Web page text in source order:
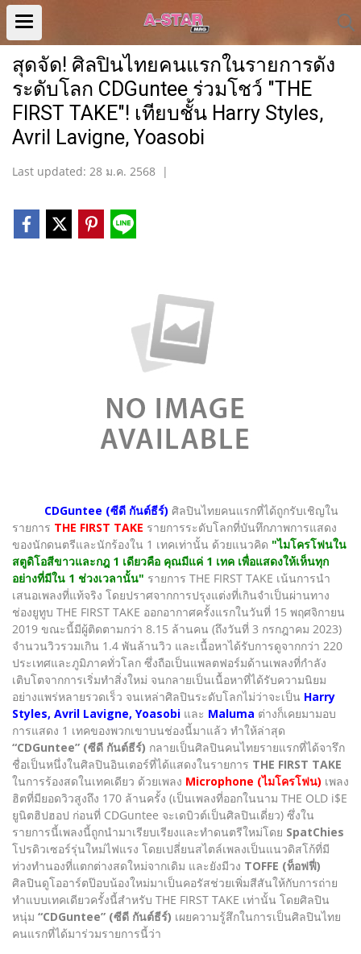
สุดจัด! ศิลปินไทยคนแรกในรายการดัง
ระดับโลก CDGuntee ร่วมโชว์ "THE
FIRST TAKE"! เทียบชั้น Harry Styles,
Avril Lavigne, Yoasobi
Last updated: 28 ม.ค. 2568 |
CDGuntee (ซีดี กันต์ธีร์) ศิลปินไทยคนแรกที่ได้ถูกรับเชิญใน
รายการ THE FIRST TAKE รายการระดับโลกที่บันทึกภาพการแสดง
ของนักดนตรีและนักร้องใน 1 เทคเท่านั้น ด้วยแนวคิด "ไมโครโฟนใน
สตูดิโอสีขาวและกฎ 1 เดียวคือ คุณมีแค่ 1 เทค เพื่อแสดงให้เห็นทุก
อย่างที่มีใน 1 ช่วงเวลานั้น" รายการ THE FIRST TAKE เน้นการนำ
เสนอเพลงที่แท้จริง โดยปราศจากการปรุงแต่งที่เกินจำเป็นผ่านทาง
ช่องยูทูบ THE FIRST TAKE ออกอากาศครั้งแรกในวันที่ 15 พฤศจิกายน
2019 ขณะนี้มีผู้ติดตามกว่า 8.15 ล้านคน (ถึงวันที่ 3 กรกฎาคม 2023)
จำนวนวิวรวมเกิน 1.4 พันล้านวิว และเนื้อหาได้รับการดูจากกว่า 220
ประเทศและภูมิภาคทั่วโลก ซึ่งถือเป็นแพลตฟอร์มด้านเพลงที่กำลัง
เติบโตจากการเริ่มทำสิ่งใหม่ จนกลายเป็นเนื้อหาที่ได้รับความนิยม
อย่างแพร่หลายรวดเร็ว จนเหล่าศิลปินระดับโลกไม่ว่าจะเป็น Harry
Styles, Avril Lavigne, Yoasobi และ Maluma ต่างก็เคยมามอบ
การแสดง 1 เทคของพวกเขาบนช่องนี้มาแล้ว ทำให้ล่าสุด
“CDGuntee” (ซีดี กันต์ธีร์) กลายเป็นศิลปินคนไทยรายแรกที่ได้จารึก
ชื่อเป็นหนึ่งในศิลปินอินเตอร์ที่ได้แสดงในรายการ THE FIRST TAKE
ในการร้องสดในเทคเดียว ด้วยเพลง Microphone (ไมโครโฟน) เพลง
ฮิตที่มียอดวิวสูงถึง 170 ล้านครั้ง (เป็นเพลงที่ออกในนาม THE OLD i$E
ยูนิตฮิปฮอป ก่อนที่ CDGuntee จะเดบิวต์เป็นศิลปินเดี่ยว) ซึ่งใน
รายการนี้เพลงนี้ถูกนำมาเรียบเรียงและทำดนตรีใหม่โดย SpatChies
โปรดิวเซอร์รุ่นใหม่ไฟแรง โดยเปลี่ยนสไตล์เพลงเป็นแนวดิสโก้ที่มี
ท่วงทำนองที่แตกต่างสดใหม่จากเดิม และยังมีวง TOFFE (ท็อฟฟี่)
ศิลปินดูโออาร์ตป๊อบน้องใหม่มาเป็นคอรัสช่วยเพิ่มสีสันให้กับการถ่าย
ทำแบบเทคเดียวครั้งนี้สำหรับ THE FIRST TAKE เท่านั้น โดยศิลปิน
หนุ่ม “CDGuntee” (ซีดี กันต์ธีร์) เผยความรู้สึกในการเป็นศิลปินไทย
คนแรกที่ได้มาร่วมรายการนี้ว่า